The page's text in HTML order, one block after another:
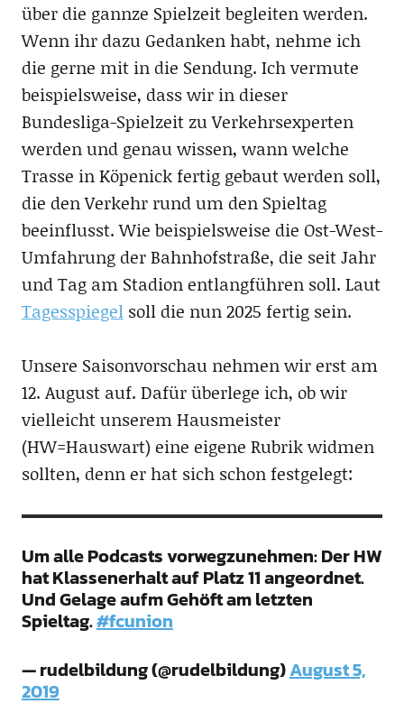
über die gannze Spielzeit begleiten werden.
Wenn ihr dazu Gedanken habt, nehme ich
die gerne mit in die Sendung. Ich vermute
beispielsweise, dass wir in dieser
Bundesliga-Spielzeit zu Verkehrsexperten
werden und genau wissen, wann welche
Trasse in Köpenick fertig gebaut werden soll,
die den Verkehr rund um den Spieltag
beeinflusst. Wie beispielsweise die Ost-West-
Umfahrung der Bahnhofstraße, die seit Jahr
und Tag am Stadion entlangführen soll. Laut
Tagesspiegelsoll die nun 2025 fertig sein.
Unsere Saisonvorschau nehmen wir erst am
12. August auf. Dafür überlege ich, ob wir
vielleicht unserem Hausmeister
(HW=Hauswart) eine eigene Rubrik widmen
sollten, denn er hat sich schon festgelegt:
Um alle Podcasts vorwegzunehmen: Der HW
hat Klassenerhalt auf Platz 11 angeordnet.
Und Gelage aufm Gehöft am letzten
Spieltag.#fcunion
— rudelbildung (@rudelbildung)August 5,
2019